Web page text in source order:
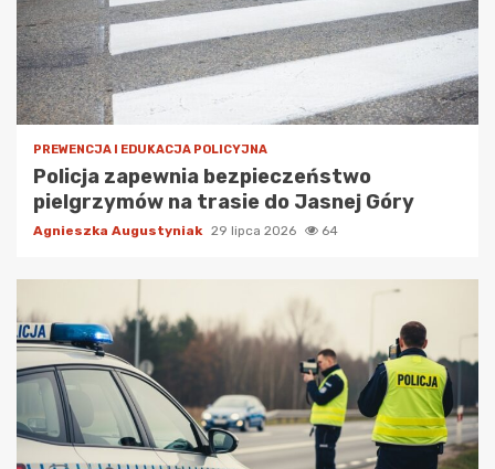
PREWENCJA I EDUKACJA POLICYJNA
Policja zapewnia bezpieczeństwo
pielgrzymów na trasie do Jasnej Góry
Agnieszka Augustyniak 29 lipca 2026 64